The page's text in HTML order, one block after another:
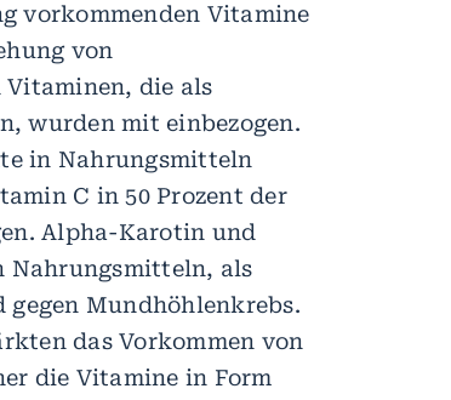
vorkommenden Vitamine
von
die als
wurden mit einbezogen.
in Nahrungsmitteln
C in 50 Prozent der
Alpha-Karotin und
Nahrungsmitteln, als
Mundhöhlenkrebs.
das Vorkommen von
die Vitamine in Form